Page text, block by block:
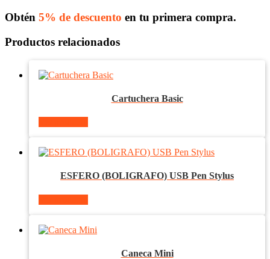
Obtén 5% de descuento en tu primera compra.
Productos relacionados
Cartuchera Basic
ESFERO (BOLIGRAFO) USB Pen Stylus
Caneca Mini